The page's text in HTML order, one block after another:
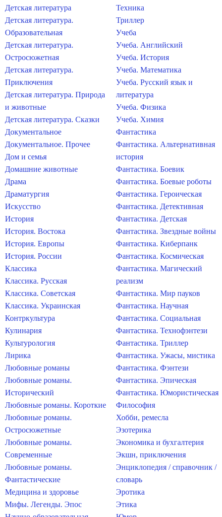
Детская литература
Детская литература.
Образовательная
Детская литература.
Остросюжетная
Детская литература.
Приключения
Детская литература. Природа
и животные
Детская литература. Сказки
Документальное
Документальное. Прочее
Дом и семья
Домашние животные
Драма
Драматургия
Искусство
История
История. Востока
История. Европы
История. России
Классика
Классика. Русская
Классика. Советская
Классика. Украинская
Контркультура
Кулинария
Культурология
Лирика
Любовные романы
Любовные романы.
Исторический
Любовные романы. Короткие
Любовные романы.
Остросюжетные
Любовные романы.
Современные
Любовные романы.
Фантастические
Медицина и здоровье
Мифы. Легенды. Эпос
Техника
Триллер
Учеба
Учеба. Английский
Учеба. История
Учеба. Математика
Учеба. Русский язык и
литература
Учеба. Физика
Учеба. Химия
Фантастика
Фантастика. Альтернативная
история
Фантастика. Боевик
Фантастика. Боевые роботы
Фантастика. Героическая
Фантастика. Детективная
Фантастика. Детская
Фантастика. Звездные войны
Фантастика. Киберпанк
Фантастика. Космическая
Фантастика. Магический
реализм
Фантастика. Мир пауков
Фантастика. Научная
Фантастика. Социальная
Фантастика. Технофэнтези
Фантастика. Триллер
Фантастика. Ужасы, мистика
Фантастика. Фэнтези
Фантастика. Эпическая
Фантастика. Юмористическая
Философия
Хобби, ремесла
Эзотерика
Экономика и бухгалтерия
Экшн, приключения
Энциклопедия / справочник /
словарь
Эротика
Этика